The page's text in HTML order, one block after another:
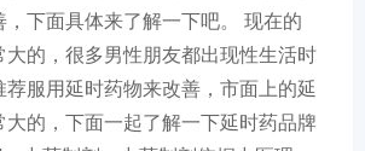
下面具体来了解一下吧。 现在的
大的，很多男性朋友都出现性生活时
荐服用延时药物来改善，市面上的延
大的，下面一起了解一下延时药品牌